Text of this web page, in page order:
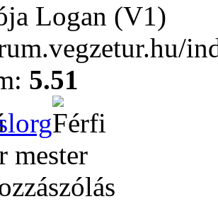
Logan (V1)
5.51
mester